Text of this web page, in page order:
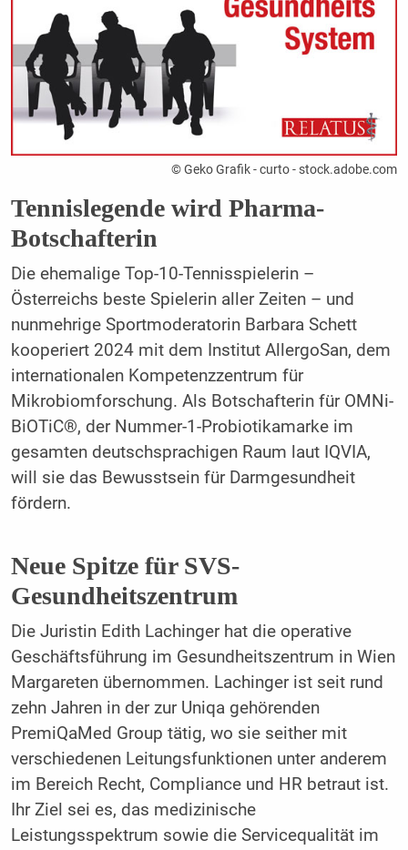
© Geko Grafik - curto - stock.adobe.com
Tennislegende wird Pharma-
Botschafterin
Die ehemalige Top-10-Tennisspielerin –
Österreichs beste Spielerin aller Zeiten – und
nunmehrige Sportmoderatorin Barbara Schett
kooperiert 2024 mit dem Institut AllergoSan, dem
internationalen Kompetenzzentrum für
Mikrobiomforschung. Als Botschafterin für OMNi-
BiOTiC®, der Nummer-1-Probiotikamarke im
gesamten deutschsprachigen Raum laut IQVIA,
will sie das Bewusstsein für Darmgesundheit
fördern.
Neue Spitze für SVS-
Gesundheitszentrum
Die Juristin Edith Lachinger hat die operative
Geschäftsführung im Gesundheitszentrum in Wien
Margareten übernommen. Lachinger ist seit rund
zehn Jahren in der zur Uniqa gehörenden
PremiQaMed Group tätig, wo sie seither mit
verschiedenen Leitungsfunktionen unter anderem
im Bereich Recht, Compliance und HR betraut ist.
Ihr Ziel sei es, das medizinische
Leistungsspektrum sowie die Servicequalität im